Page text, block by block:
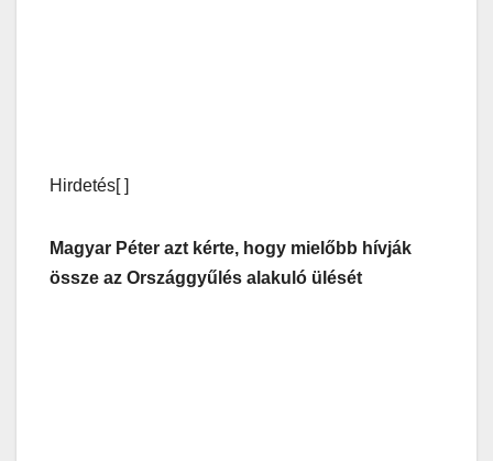
Hirdetés[ ]
Magyar Péter azt kérte, hogy mielőbb hívják
össze az Országgyűlés alakuló ülését